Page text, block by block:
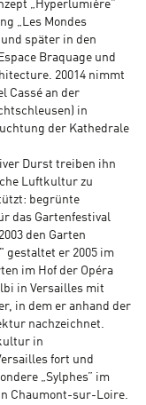
„Hyperlumière”
„Les Mondes
später in den
Braquage und
20014 nimmt
Cassé an der
in
der Kathedrale
Durst treiben ihn
Luftkultur zu
begrünte
das Gartenfestival
den Garten
gestaltet er 2005 im
im Hof der Opéra
in Versailles mit
in dem er anhand der
nachzeichnet.
in
fort und
„Sylphes” im
Chaumont-sur-Loire.